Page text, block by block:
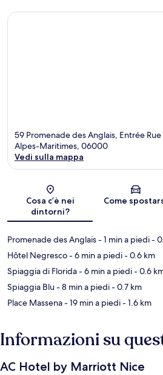
59 Promenade des Anglais, Entrée
Alpes-Maritimes, 06000
Vedi sulla mappa
Cosa c’è nei
dintorni?
Come
Promenade des Anglais- 1 min a piedi-
Hôtel Negresco- 6 min a piedi- 0.6 km
Spiaggia di Florida- 6 min a piedi- 0.6
Spiaggia Blu- 8 min a piedi- 0.7 km
Place Massena- 19 min a piedi- 1.6 km
Informazioni su
AC Hotel by Marriott Nice